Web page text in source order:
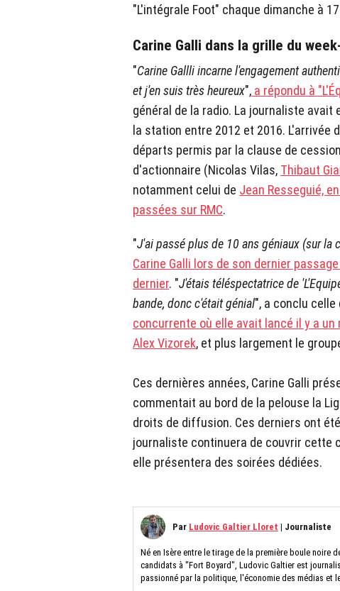
"L'intégrale Foot" chaque dimanche à
Carine Galli dans la grille du
"Carine Gallli incarne l'engagement
et j'en suis très heureux", a répondu à
général de la radio. La journaliste
la station entre 2012 et 2016. L'arrivée
départs permis par la clause de
d'actionnaire (Nicolas Vilas, Thibaut
notamment celui de Jean Resseguié,
passées sur RMC.
"J'ai passé plus de 10 ans géniaux (sur la
Carine Galli lors de son dernier
dernier. "J'étais téléspectatrice de
bande, donc c'était génial", a conclu celle
concurrente où elle avait lancé il y a
Alex Vizorek, et plus largement le
Ces dernières années, Carine Galli
commentait au bord de la pelouse la
droits de diffusion. Ces derniers ont
journaliste continuera de couvrir cette
elle présentera des soirées dédiées.
Par Ludovic Galtier Lloret | Journaliste
Né en Isère entre le tirage de la première boule noire
candidats à "Fort Boyard", Ludovic Galtier est
passionné par la politique, l'économie des médias et